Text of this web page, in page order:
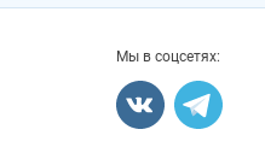
Мы в соцсетях: